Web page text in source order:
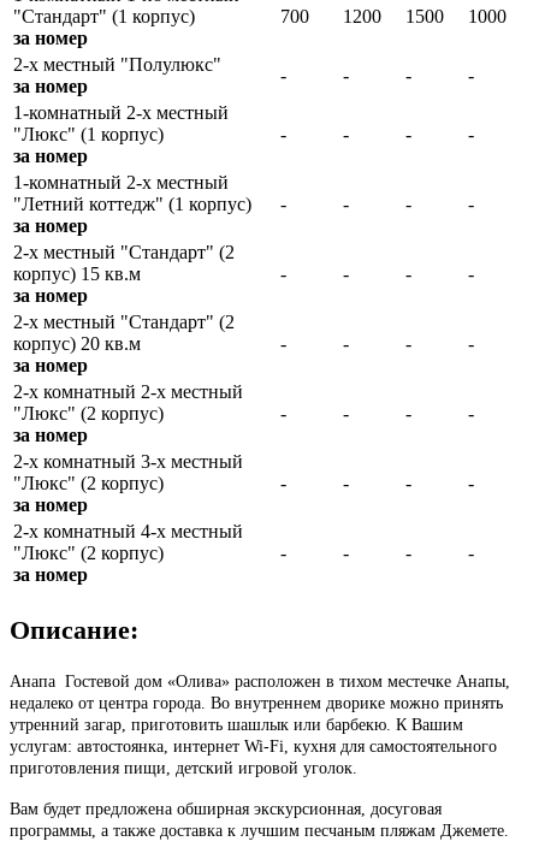
"Стандарт" (1 корпус)
за номер
700 1200 1500 1000
2-х местный "Полулюкс"
за номер
- - -
-
1-комнатный 2-х местный
"Люкс" (1 корпус)
за номер
- - - -
1-комнатный 2-х местный
"Летний коттедж" (1 корпус)
за номер
- - - -
2-х местный "Стандарт" (2
корпус) 15 кв.м
за номер
- - - -
2-х местный "Стандарт" (2
корпус) 20 кв.м
за номер
- - - -
2-х комнатный 2-х местный
"Люкс" (2 корпус)
за номер
- - - -
2-х комнатный 3-х местный
"Люкс" (2 корпус)
за номер
- - - -
2-х комнатный 4-х местный
"Люкс" (2 корпус)
за номер
- - - -
Описание:
Анапа Гостевой дом «Олива» расположен в тихом местечке Анапы,
недалеко от центра города. Во внутреннем дворике можно принять
утренний загар, приготовить шашлык или барбекю. К Вашим
услугам: автостоянка, интернет Wi-Fi, кухня для самостоятельного
приготовления пищи, детский игровой уголок.
Вам будет предложена обширная экскурсионная, досуговая
программы, а также доставка к лучшим песчаным пляжам Джемете.